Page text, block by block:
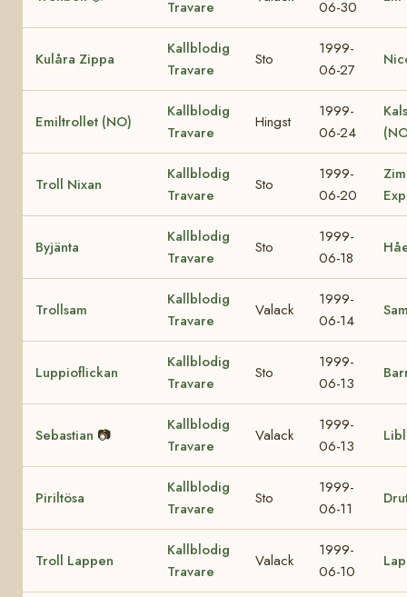
Travare 06-30
Kulåra Zippa
Kallblodig
Travare
Sto
1999-
06-27
Emiltrollet (NO)
Kallblodig
Travare
Hingst
1999-
06-24
Troll Nixan
Kallblodig
Travare
Sto
1999-
06-20
Byjänta
Kallblodig
Travare
Sto
1999-
06-18
Trollsam
Kallblodig
Travare
Valack
1999-
06-14
Luppioflickan
Kallblodig
Travare
Sto
1999-
06-13
Sebastian 📷
Kallblodig
Travare
Valack
1999-
06-13
Piriltösa
Kallblodig
Travare
Sto
1999-
06-11
Troll Lappen
Kallblodig
Travare
Valack
1999-
06-10